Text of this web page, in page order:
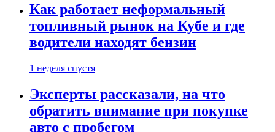
Как работает неформальный
топливный рынок на Кубе и где
водители находят бензин
1 неделя спустя
Эксперты рассказали, на что
обратить внимание при покупке
авто с пробегом